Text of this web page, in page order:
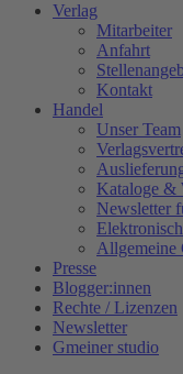
Verlag
Mitarbeiter
Anfahrt
Kontakt
Handel
Unser Team
Kataloge &
Newsletter
Allgemeine
Presse
Blogger:innen
Rechte / Lizenzen
Newsletter
Gmeiner studio